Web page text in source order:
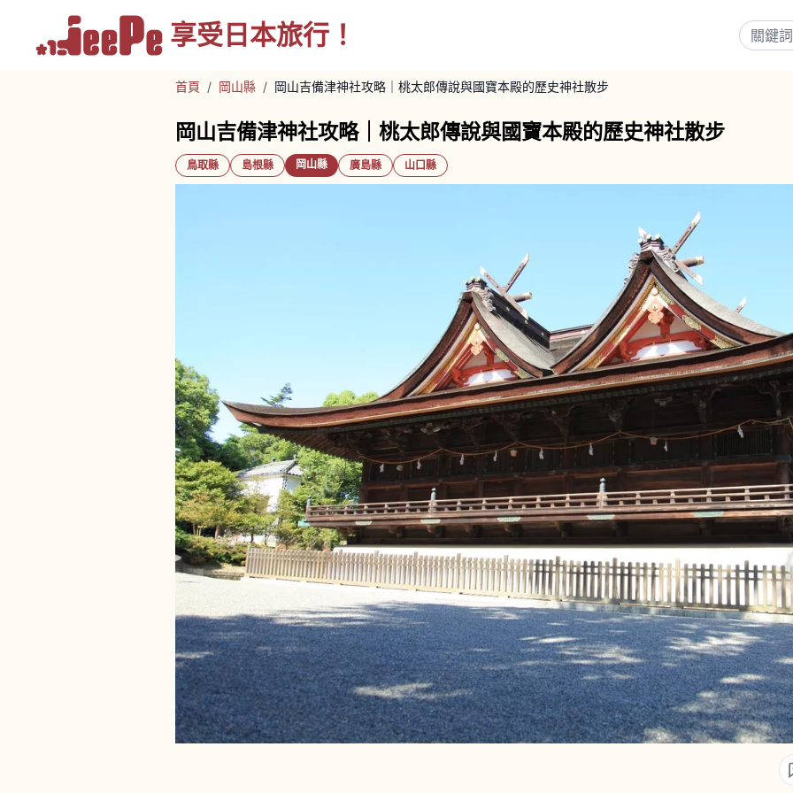
享受 日本旅行！
首頁 / 岡山縣 / 岡山吉備津神社攻略｜桃太郎傳說與國寶本殿的歷史神社散步
岡山吉備津神社攻略｜桃太郎傳說與國寶本殿的歷史神社散步
鳥取縣 島根縣 岡山縣 廣島縣 山口縣